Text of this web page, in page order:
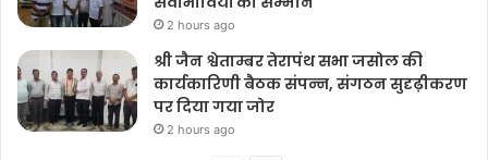
2 hours ago
श्री जैन श्वेताम्बर तेरापंथ सभा जसोल की
कार्यकारिणी बैठक संपन्न, संगठन सुदृढ़ीकरण
पर दिया गया जोर
2 hours ago